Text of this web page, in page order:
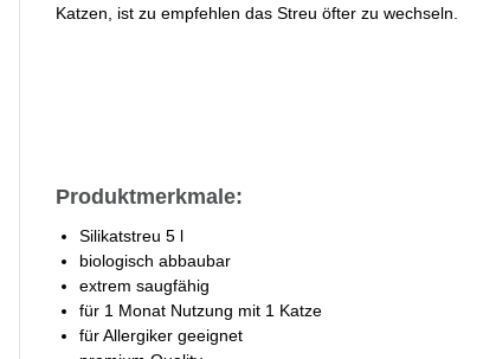
Katzen, ist zu empfehlen das Streu öfter zu wechseln.
Produktmerkmale:
Silikatstreu 5 l
biologisch abbaubar
extrem saugfähig
für 1 Monat Nutzung mit 1 Katze
für Allergiker geeignet